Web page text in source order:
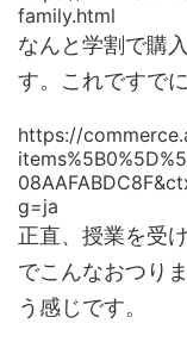
family.html
なんと学割で購
す。 これですで
https://
g=ja
正直、授業を受
でこんなおつり
う感じです。